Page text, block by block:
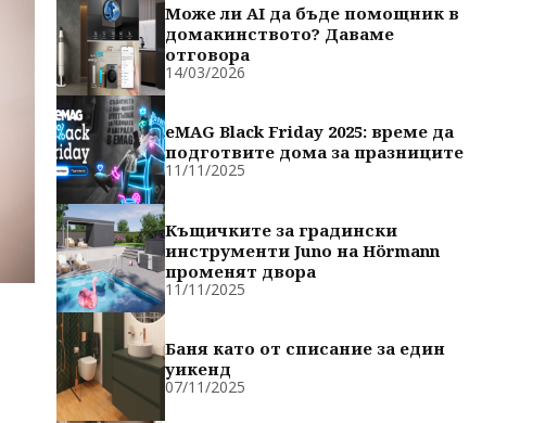
Може ли AI да бъде помощник в
домакинството? Даваме
отговора
14/03/2026
eMAG Black Friday 2025: време да
подготвите дома за празниците
11/11/2025
Къщичките за градински
инструменти Juno на Hörmann
променят двора
11/11/2025
Баня като от списание за един
уикенд
07/11/2025